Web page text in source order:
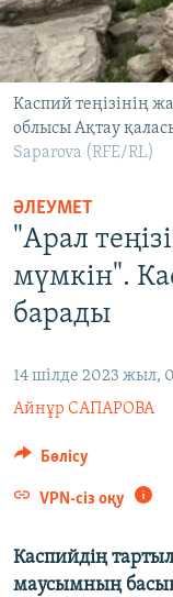
Navigation
Skip
to
Search
АДАМ
ӘЛЕУМЕТ
АРНАЙЫ
ЖАЗЫЛЫҢЫЗ
Каспий теңізінің
облысы Ақтау
Saparova (RFE/RL)
ӘЛЕУМЕТ
"Арал
мүмкін".
барады
14 шілде 2023 жыл,
Айнұр САПАРОВА
Бөлісу
VPN-сіз оқу
Каспийдің
маусымның